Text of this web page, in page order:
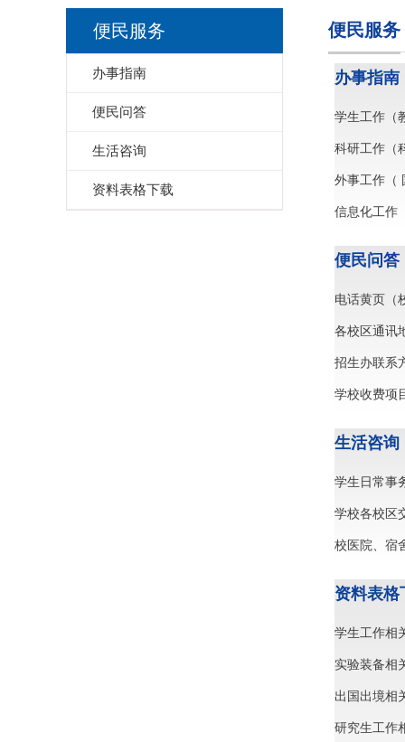
便民服务
办事指南
便民问答
生活咨询
资料表格下载
便民服务
办事指南
学生工作（
科研工作（
外事工作（
信息化工作
便民问答
电话黄页（
各校区通讯
招生办联系
学校收费项
生活咨询
学生日常事
学校各校区
校医院、宿
资料表格
学生工作相
实验装备相
出国出境相
研究生工作